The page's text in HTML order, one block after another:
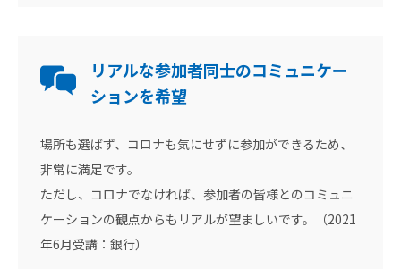
リアルな参加者同士のコミュニケー
ションを希望
場所も選ばず、コロナも気にせずに参加ができるため、
非常に満足です。
ただし、コロナでなければ、参加者の皆様とのコミュニ
ケーションの観点からもリアルが望ましいです。（2021
年6月受講：銀行）